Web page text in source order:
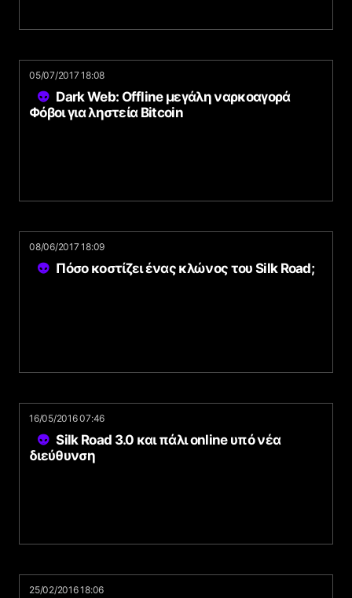
05/07/2017 18:08
Dark Web: Offline μεγάλη ναρκοαγορά
Φόβοι για ληστεία Bitcoin
08/06/2017 18:09
Πόσο κοστίζει ένας κλώνος του Silk Road;
16/05/2016 07:46
Silk Road 3.0 και πάλι online υπό νέα
διεύθυνση
25/02/2016 18:06